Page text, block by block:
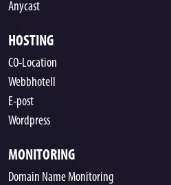
Anycast
HOSTING
CO-Location
Webbhotell
E-post
Wordpress
MONITORING
Domain Name Monitoring